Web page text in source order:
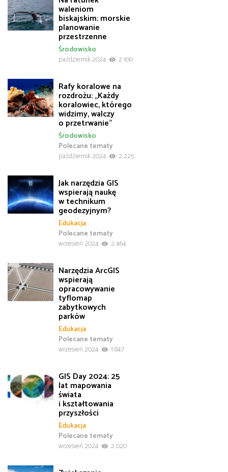
waleniom
biskajskim: morskie
planowanie
przestrzenne
Środowisko
październik 2024
2 100
Rafy koralowe na
rozdrożu: „Każdy
koralowiec, którego
widzimy, walczy
o przetrwanie”
Polecane tematy
Środowisko
październik 2024
2 225
Jak narzędzia GIS
wspierają naukę
w technikum
geodezyjnym?
Edukacja
Polecane tematy
wrzesień 2024
2 464
Narzędzia ArcGIS
wspierają
opracowywanie
tyflomap
zabytkowych
parków
Edukacja
Polecane tematy
wrzesień 2024
1 847
GIS Day 2024: 25
lat mapowania
świata
i kształtowania
przyszłości
Edukacja
Polecane tematy
wrzesień 2024
2 020